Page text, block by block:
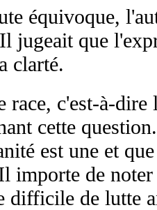
équivoque,
jugeait que
clarté.
race, c'est-à-
cette
est une et
importe de
difficile de lutte